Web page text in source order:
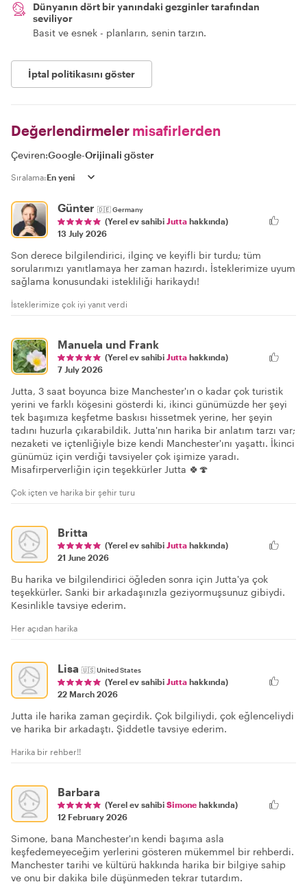
Dünyanın dört bir yanındaki gezginler tarafından
seviliyor
Basit ve esnek - planların, senin tarzın.
İptal politikasını göster
Değerlendirmeler misafirlerden
Çeviren:Google-Orijinali göster
Sıralama:
Günter 🇩🇪Germany
(Yerel ev sahibi Jutta hakkında)
13 July 2026
Son derece bilgilendirici, ilginç ve keyifli bir turdu; tüm
sorularımızı yanıtlamaya her zaman hazırdı. İsteklerimize uyum
sağlama konusundaki istekliliği harikaydı!
İsteklerimize çok iyi yanıt verdi
Manuela und Frank
(Yerel ev sahibi Jutta hakkında)
7 July 2026
Jutta, 3 saat boyunca bize Manchester'ın o kadar çok turistik
yerini ve farklı köşesini gösterdi ki, ikinci günümüzde her şeyi
tek başımıza keşfetme baskısı hissetmek yerine, her şeyin
tadını huzurla çıkarabildik. Jutta'nın harika bir anlatım tarzı var;
nezaketi ve içtenliğiyle bize kendi Manchester'ını yaşattı. İkinci
günümüz için verdiği tavsiyeler çok işimize yaradı.
Misafirperverliğin için teşekkürler Jutta 🍀🍄
Çok içten ve harika bir şehir turu
Britta
(Yerel ev sahibi Jutta hakkında)
21 June 2026
Bu harika ve bilgilendirici öğleden sonra için Jutta'ya çok
teşekkürler. Sanki bir arkadaşınızla geziyormuşsunuz gibiydi.
Kesinlikle tavsiye ederim.
Her açıdan harika
Lisa 🇺🇸United States
(Yerel ev sahibi Jutta hakkında)
22 March 2026
Jutta ile harika zaman geçirdik. Çok bilgiliydi, çok eğlenceliydi
ve harika bir arkadaştı. Şiddetle tavsiye ederim.
Harika bir rehber!!
Barbara
(Yerel ev sahibi Simone hakkında)
12 February 2026
Simone, bana Manchester'ın kendi başıma asla
keşfedemeyeceğim yerlerini gösteren mükemmel bir rehberdi.
Manchester tarihi ve kültürü hakkında harika bir bilgiye sahip
ve onu bir dakika bile düşünmeden tekrar tutardım.